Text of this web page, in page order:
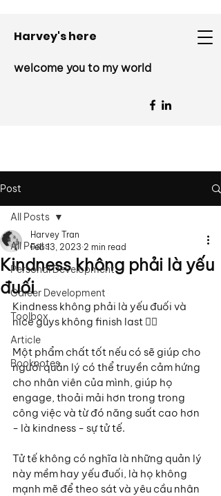
Harvey's here
welcome you to my world
Post
All Posts
Personal Development
Career Development
Toolbox
Article
Booknotes
All Posts
Kindness không phải là yếu
đuối
Harvey Tran
Feb 13, 2023 2 min read
Kindness không phải là yếu đuối và
nice guys không finish last 🏃‍♂️
Một phẩm chất tốt nếu có sẽ giúp cho
người quản lý có thể truyền cảm hứng
cho nhân viên của mình, giúp họ
engage, thoải mải hơn trong trong
công việc và từ đó năng suất cao hơn
- là kindness - sự tử tế.
Tử tế không có nghĩa là những quản lý
này mềm hay yếu đuối, là họ không
mạnh mẽ để theo sát và yêu cầu nhân